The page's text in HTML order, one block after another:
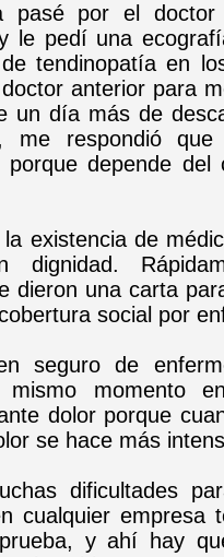
pasé por el
le pedí una
tendinopatía en
anterior para
un día más de
me respondió
porque depende del
existencia de
dignidad.
dieron una carta
social por
seguro de
momento
dolor porque
se hace más
dificultades
cualquier empresa
y ahí hay